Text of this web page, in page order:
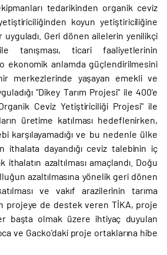
tedarikinden organik ceviz
koyun yetiştiriciliğine
Geri dönen ailelerin yenilikçi
tanışması, ticari faaliyetlerinin
ekonomik anlamda güçlendirilmesini
merkezlerinde yaşayan emekli ve
"Dikey Tarım Projesi" ile 400'e
Ceviz Yetiştiriciliği Projesi" ile
üretime katılması hedeflenirken,
karşılayamadığı ve bu nedenle ülke
ithalata dayandığı ceviz talebinin iç
ithalatın azaltılması amaçlandı. Doğu
azaltılmasına yönelik geri dönen
ve vakıf arazilerinin tarıma
projeye de destek veren TİKA, proje
başta olmak üzere ihtiyaç duyulan
ve Gacko'daki proje ortaklarına hibe